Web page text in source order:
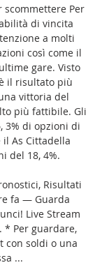
scommettere Per
di vincita
a molti
così come il
gare. Visto
il risultato più
vittoria del
più fattibile. Gli
3% di opzioni di
As Cittadella
del 18, 4%.
Risultati
fa — Guarda
Live Stream
* Per guardare,
con soldi o una
...